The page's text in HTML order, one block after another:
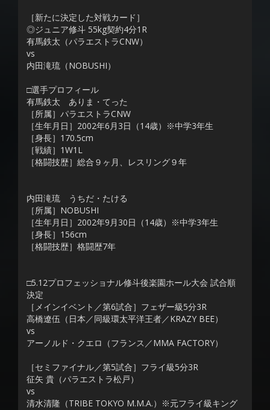
［新たに決定した対戦カード］
◎ジュニア修斗 55kg契約4分1R
有馬鉄太（パラエストラCNW）
vs
内田滝琉（NOBUSHI）
□選手プロフィール
有馬鉄太 ありま・てった
［所属］パラエストラCNW
［生年月日］2002年6月3日（14歳）※中学3年生
［身長］170.5cm
［戦績］1W1L
［格闘技歴］総合９ヶ月、レスリング９年
内田滝琉 うちだ・たける
［所属］NOBUSHI
［生年月日］2002年9月30日（14歳）※中学3年生
［身長］156cm
［格闘技歴］格闘歴7年
□5.12プロフェッショナル修斗後楽園ホール大会 試合順
決定
［メインイベント／第6試合］フェザー級5分3R
高橋遼伍（日本／同級環太平洋王者／KRAZY BEE）
vs
アーノルド・クエロ（フランス／MMA FACTORY）
［セミファイナル／第5試合］フライ級5分3R
征矢 貴（パラエストラ松戸）
vs
清水清隆（TRIBE TOKYO M.M.A.）※元フライ級キング